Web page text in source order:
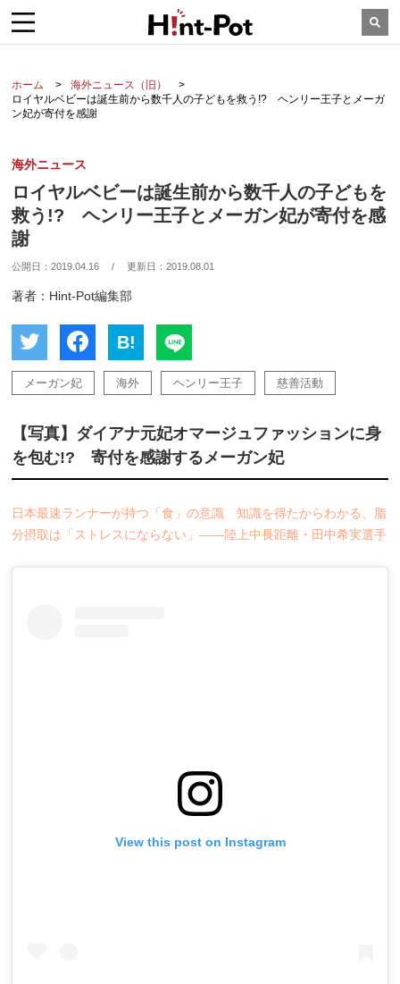
ホーム
海外ニュース（旧）
ロイヤルベビーは誕生前から数千人の子どもを救う!? ヘンリー王子とメーガ
ン妃が寄付を感謝
海外ニュース
ロイヤルベビーは誕生前から数千人の子どもを
救う!? ヘンリー王子とメーガン妃が寄付を感
謝
公開日：2019.04.16 / 更新日：2019.08.01
著者：Hint-Pot編集部
B!
メーガン妃 海外 ヘンリー王子 慈善活動
【写真】ダイアナ元妃オマージュファッションに身
を包む!? 寄付を感謝するメーガン妃
日本最速ランナーが持つ「食」の意識 知識を得たからわかる、脂
分摂取は「ストレスにならない」――陸上中長距離・田中希実選手
View this post on Instagram